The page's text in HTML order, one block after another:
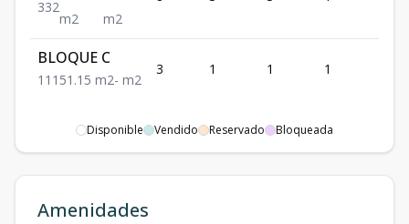
332
m2
m2
BLOQUE C
1 1 1 51.15 m2- m2
3 1 1 1
Disponible Vendido Reservado Bloqueada
Amenidades